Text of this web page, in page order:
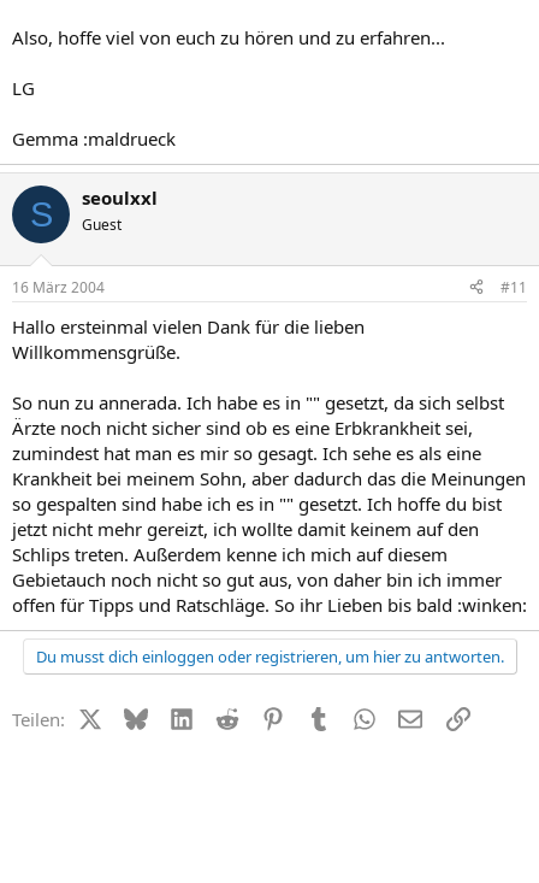
Also, hoffe viel von euch zu hören und zu erfahren...
LG
Gemma :maldrueck
S seoulxxl
Guest
16 März 2004 #11
Hallo ersteinmal vielen Dank für die lieben
Willkommensgrüße.
So nun zu annerada. Ich habe es in "" gesetzt, da sich selbst
Ärzte noch nicht sicher sind ob es eine Erbkrankheit sei,
zumindest hat man es mir so gesagt. Ich sehe es als eine
Krankheit bei meinem Sohn, aber dadurch das die Meinungen
so gespalten sind habe ich es in "" gesetzt. Ich hoffe du bist
jetzt nicht mehr gereizt, ich wollte damit keinem auf den
Schlips treten. Außerdem kenne ich mich auf diesem
Gebietauch noch nicht so gut aus, von daher bin ich immer
offen für Tipps und Ratschläge. So ihr Lieben bis bald :winken:
Du musst dich einloggen oder registrieren, um hier zu antworten.
Teilen: X (Twitter)
BlueskyLinkedIn
Reddit PinterestTumblr WhatsApp
E-MailLink